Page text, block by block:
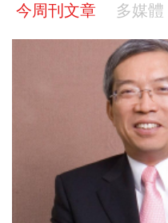
今周刊文章 多媒體